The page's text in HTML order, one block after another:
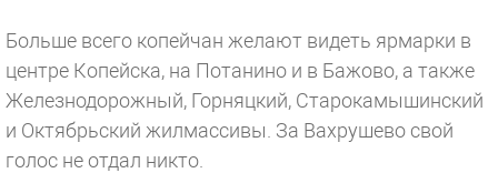
Больше всего копейчан желают видеть ярмарки в
центре Копейска, на Потанино и в Бажово, а также
Железнодорожный, Горняцкий, Старокамышинский
и Октябрьский жилмассивы. За Вахрушево свой
голос не отдал никто.